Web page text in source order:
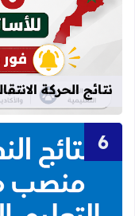
نتائج الحركة